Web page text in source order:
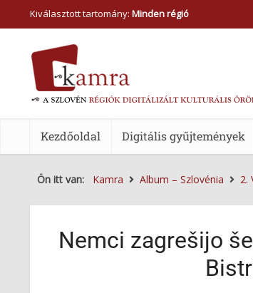
Kiválasztott tartomány: Minden régió
Kezdőoldal Digitális gyűjtemények
Ön itt van: Kamra Album – Szlovénia 2.
Nemci zagrešijo